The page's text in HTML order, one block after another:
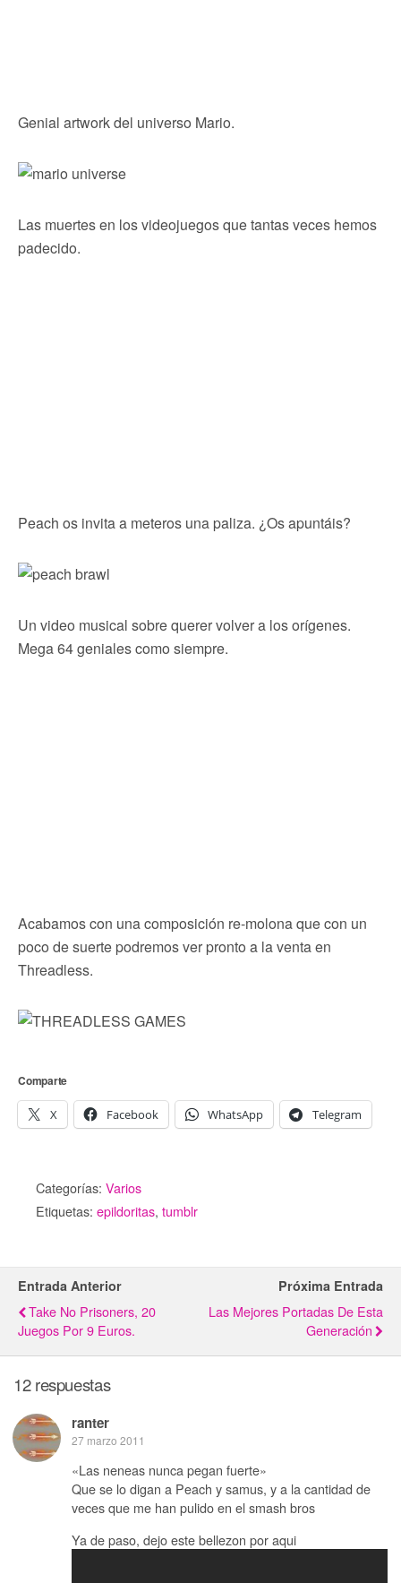
Genial artwork del universo Mario.
Las muertes en los videojuegos que tantas veces hemos
padecido.
Peach os invita a meteros una paliza. ¿Os apuntáis?
Un video musical sobre querer volver a los orígenes.
Mega 64 geniales como siempre.
Acabamos con una composición re-molona que con un
poco de suerte podremos ver pronto a la venta en
Threadless.
Comparte
X Facebook WhatsApp Telegram
Categorías: Varios
Etiquetas: epildoritas, tumblr
Entrada Anterior
Take No Prisoners, 20
Juegos Por 9 Euros.
Próxima Entrada
Las Mejores Portadas De Esta
Generación
12 respuestas
ranter
27 marzo 2011
«Las neneas nunca pegan fuerte»
Que se lo digan a Peach y samus, y a la cantidad de
veces que me han pulido en el smash bros
Ya de paso, dejo este bellezon por aqui